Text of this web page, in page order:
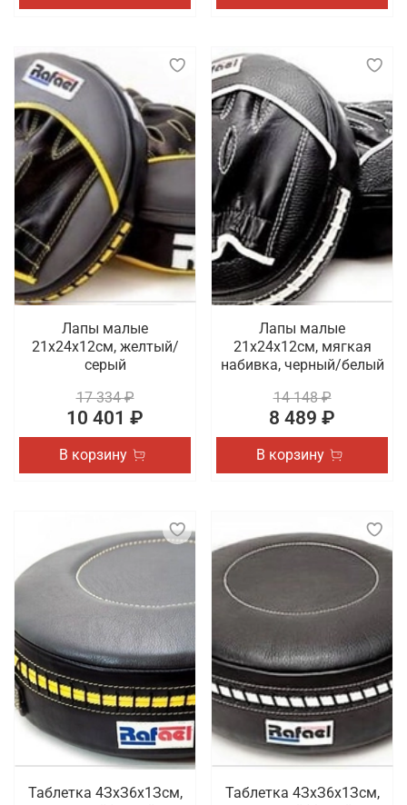
Лапы малые
21х24х12см, желтый/
серый
17 334 ₽
10 401 ₽
В корзину
Лапы малые
21х24х12см, мягкая
набивка, черный/белый
14 148 ₽
8 489 ₽
В корзину
Таблетка 4ЗхЗ6х1Зсм,
Таблетка 4ЗхЗ6х1Зсм,